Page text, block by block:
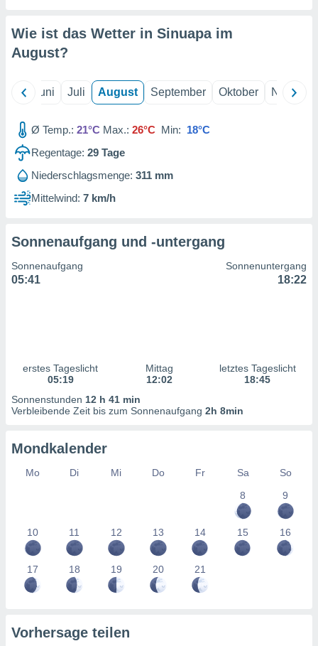
zur
von
zur
der
von
von
durch
von
1199
Wie ist das Wetter in Sinuapa im
August?
Juni Juli August September Oktober
Ø Temp.: 21°C Max.: 26°C Min: 18°C
Regentage: 29 Tage
Niederschlagsmenge: 311 mm
Mittelwind: 7 km/h
Sonnenaufgang und -untergang
Sonnenaufgang
05:41
Sonnenuntergang
18:22
erstes Tageslicht
05:19
Mittag
12:02
letztes Tageslicht
18:45
Sonnenstunden 12 h 41 min
Verbleibende Zeit bis zum Sonnenaufgang 2h 8min
Mondkalender
Mo Di Mi Do Fr Sa
So
8
9
10 11 12 13 14 15 16
17 18 19 20 21
Vorhersage teilen